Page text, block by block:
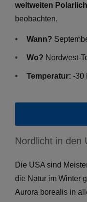
weltweiten
beobachten.
Wann?
Wo? Nordwest-
Temperatur: -30
Nordlicht in den
Die USA sind
die Natur im Winter
Aurora borealis in